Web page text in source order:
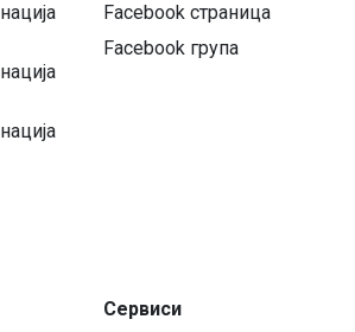
Facebook страница
Facebook група
Сервиси